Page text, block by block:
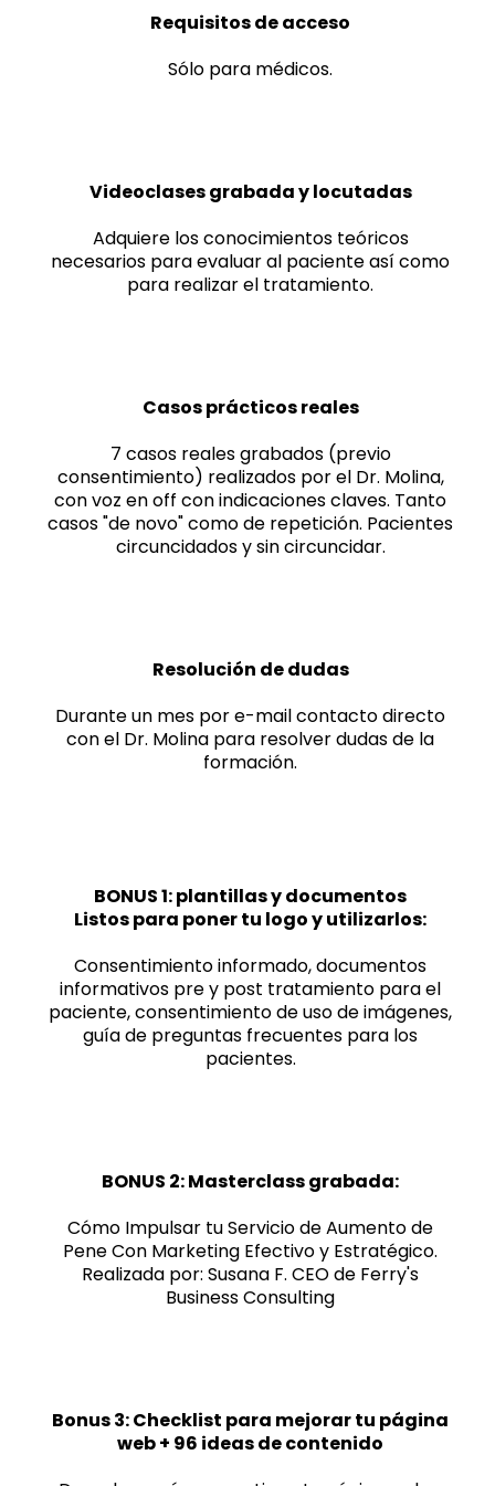
Requisitos de acceso
Sólo para médicos.
Videoclases grabada y locutadas
Adquiere los conocimientos teóricos
necesarios para evaluar al paciente así como
para realizar el tratamiento.
Casos prácticos reales
7 casos reales grabados (previo
consentimiento) realizados por el Dr. Molina,
con voz en off con indicaciones claves. Tanto
casos "de novo" como de repetición. Pacientes
circuncidados y sin circuncidar.
Resolución de dudas
Durante un mes por e-mail contacto directo
con el Dr. Molina para resolver dudas de la
formación.
BONUS 1: plantillas y documentos
Listos para poner tu logo y utilizarlos:
Consentimiento informado, documentos
informativos pre y post tratamiento para el
paciente, consentimiento de uso de imágenes,
guía de preguntas frecuentes para los
pacientes.
BONUS 2: Masterclass grabada:
Cómo Impulsar tu Servicio de Aumento de
Pene Con Marketing Efectivo y Estratégico.
Realizada por: Susana F. CEO de Ferry's
Business Consulting
Bonus 3: Checklist para mejorar tu página
web + 96 ideas de contenido